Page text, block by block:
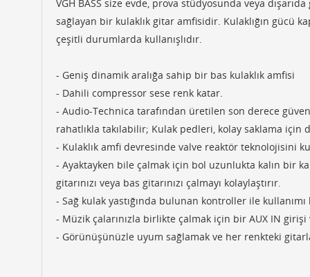
VGH BASS size evde, prova stüdyosunda veya
sağlayan bir kulaklık gitar amfisidir. Kulaklığın gücü
çeşitli durumlarda kullanışlıdır.
- Geniş dinamik aralığa sahip bir bas kulaklık amfisi
- Dahili compressor sese renk katar.
- Audio-Technica tarafından üretilen son derece
rahatlıkla takılabilir; Kulak pedleri, kolay saklama
- Kulaklık amfi devresinde valve reaktör teknolojisini
- Ayaktayken bile çalmak için bol uzunlukta kalın bir
gitarınızı veya bas gitarınızı çalmayı kolaylaştırır.
- Sağ kulak yastığında bulunan kontroller ile kullanımı
- Müzik çalarınızla birlikte çalmak için bir AUX IN girişi
- Görünüşünüzle uyum sağlamak ve her renkteki